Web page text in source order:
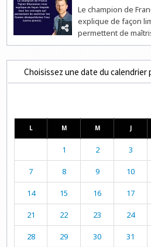
Le champion de
explique de façon
permettent de
Choisissez une date du
L M M J
1 2 3
7 8 9 10
14 15 16 17
21 22 23 24
28 29 30
31